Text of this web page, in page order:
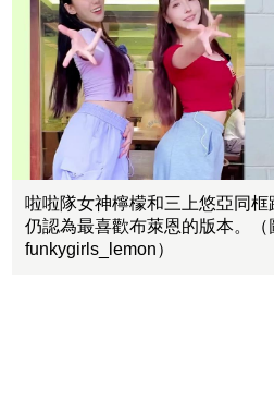
啦啦隊女神檸檬和三上悠亞同
仍認為最喜歡布萊恩的版本。（
funkygirls_lemon）